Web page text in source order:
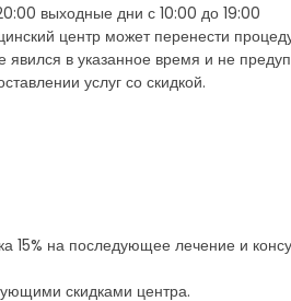
выходные дни с 10:00 до 19:00
центр может перенести
явился в указанное время и не
услуг со скидкой.
15% на последующее лечение и
скидками центра.